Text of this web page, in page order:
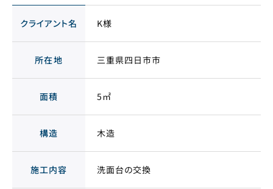
クライアント名 K様
所在地 三重県四日市市
面積 5㎡
構造 木造
施工内容 洗面台の交換